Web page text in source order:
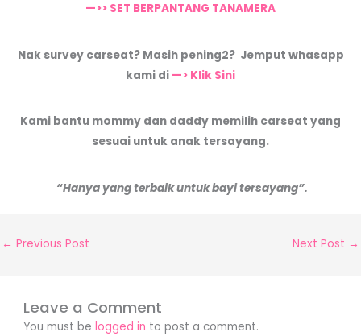
—>> SET BERPANTANG TANAMERA
Nak survey carseat? Masih pening2? Jemput whasapp
kami di —> Klik Sini
Kami bantu mommy dan daddy memilih carseat yang
sesuai untuk anak tersayang.
“Hanya yang terbaik untuk bayi tersayang”.
← Previous Post Next Post →
Leave a Comment
You must belogged in to post a comment.